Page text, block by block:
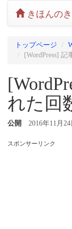
きほんのき
トップページ
[WordPress]
れた回
公開 2016年11月24
スポンサーリンク